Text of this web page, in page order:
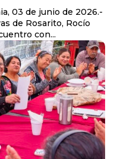
03 de junio de 2026.-
de Rosarito, Rocío
con...